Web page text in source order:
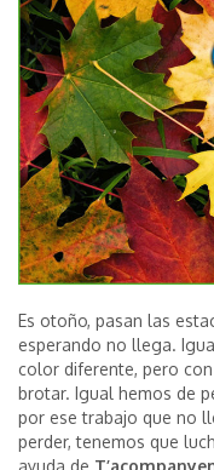
Es otoño, pasan las
esperando no llega.
color diferente, pero
brotar. Igual hemos de
por ese trabajo que no
perder, tenemos que
ayuda de